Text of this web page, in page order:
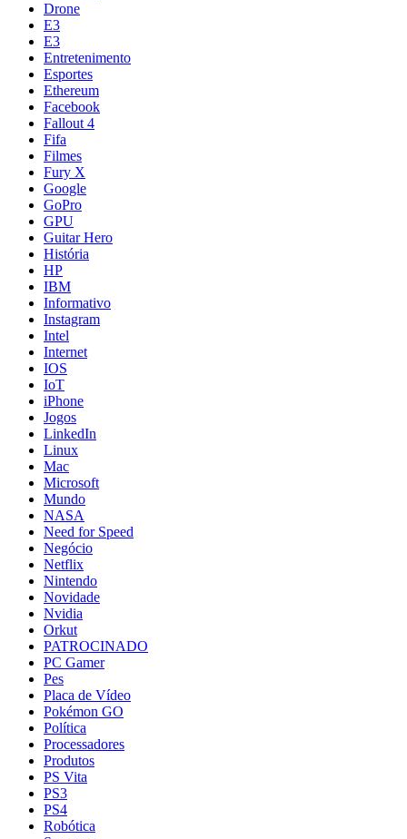
Drone
E3
E3
Entretenimento
Esportes
Ethereum
Facebook
Fallout 4
Fifa
Filmes
Fury X
Google
GoPro
GPU
Guitar Hero
História
HP
IBM
Informativo
Instagram
Intel
Internet
IOS
IoT
iPhone
Jogos
LinkedIn
Linux
Mac
Microsoft
Mundo
NASA
Need for Speed
Negócio
Netflix
Nintendo
Novidade
Nvidia
Orkut
PATROCINADO
PC Gamer
Pes
Placa de Vídeo
Pokémon GO
Política
Processadores
Produtos
PS Vita
PS3
PS4
Robótica